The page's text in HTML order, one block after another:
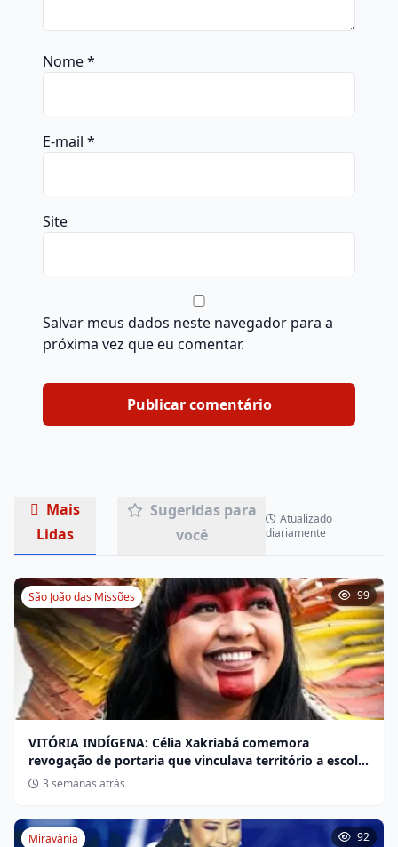
Nome*
E-mail *
Site
Salvar meus dados neste navegador para a
próxima vez que eu comentar.
Mais
Lidas
Sugeridas para
você
Atualizado
diariamente
São João das Missões 99
VITÓRIA INDÍGENA: Célia Xakriabá comemora
revogação de portaria que vinculava território a escola
não indígena
3 semanas atrás
Miravânia 92